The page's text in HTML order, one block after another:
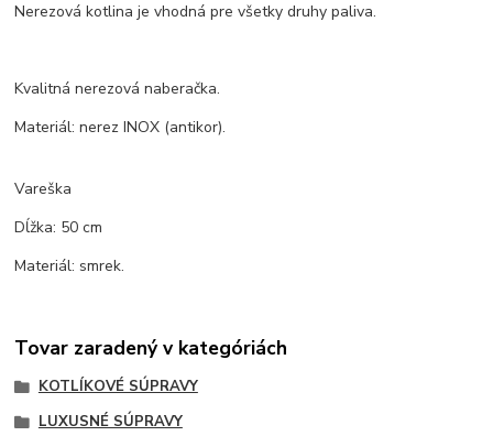
Nerezová kotlina je vhodná pre všetky druhy paliva.
Kvalitná nerezová naberačka.
Materiál: nerez INOX (antikor).
Vareška
Dĺžka: 50 cm
Materiál: smrek.
Tovar zaradený v kategóriách
KOTLÍKOVÉ SÚPRAVY
LUXUSNÉ SÚPRAVY